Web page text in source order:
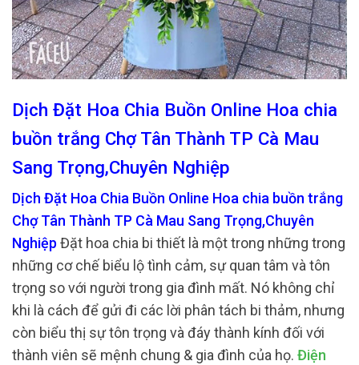
Dịch Đặt Hoa Chia Buồn Online Hoa chia
buồn trắng Chợ Tân Thành TP Cà Mau
Sang Trọng,Chuyên Nghiệp
Dịch Đặt Hoa Chia Buồn Online Hoa chia buồn trắng
Chợ Tân Thành TP Cà Mau Sang Trọng,Chuyên
Nghiệp Đặt hoa chia bi thiết là một trong những trong
những cơ chế biểu lộ tình cảm, sự quan tâm và tôn
trọng so với người trong gia đình mất. Nó không chỉ
khi là cách để gửi đi các lời phân tách bi thảm, nhưng
còn biểu thị sự tôn trọng và đáy thành kính đối với
thành viên sẽ mệnh chung & gia đình của họ. Điện